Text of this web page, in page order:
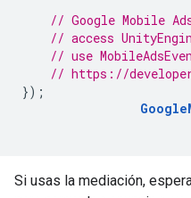
// Google Mobile
// access
// use
// https://
});
Si usas la mediación,